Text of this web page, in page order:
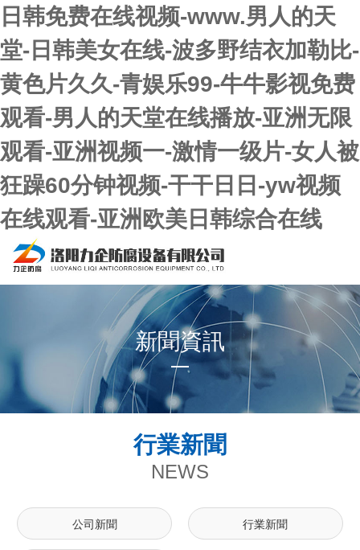
日韩免费在线视频-www.男人的天
堂-日韩美女在线-波多野结衣加勒比-
黄色片久久-青娱乐99-牛牛影视免费
观看-男人的天堂在线播放-亚洲无限
观看-亚洲视频一-激情一级片-女人被
狂躁60分钟视频-干干日日-yw视频
在线观看-亚洲欧美日韩综合在线
新聞資訊
行業新聞
NEWS
公司新聞 行業新聞